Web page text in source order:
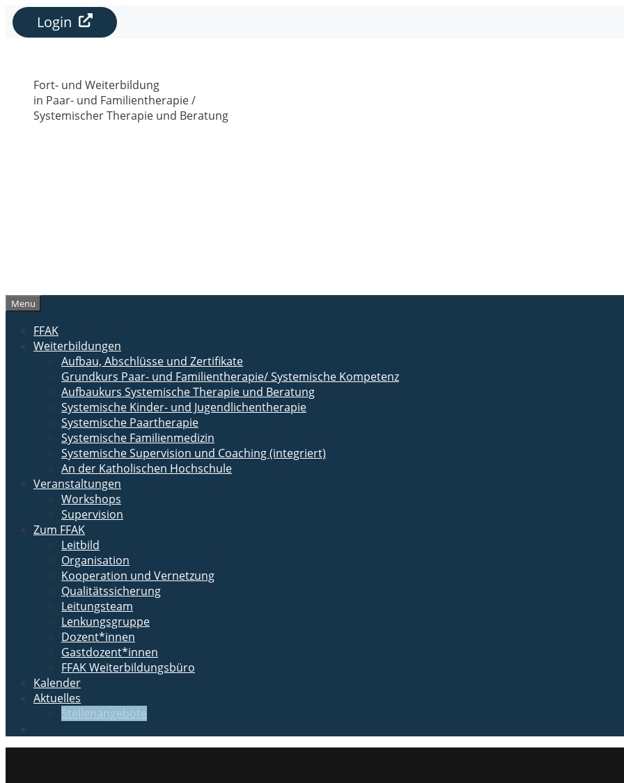
Zum
Inhalt
Login
Fort- und Weiterbildung
in Paar- und Familientherapie /
Systemischer Therapie und Beratung
Menu
FFAK
Weiterbildungen
Aufbau, Abschlüsse und Zertifikate
Grundkurs Paar- und Familientherapie/ Systemische Kompetenz
Aufbaukurs Systemische Therapie und Beratung
Systemische Kinder- und Jugendlichentherapie
Systemische Paartherapie
Systemische Familienmedizin
Systemische Supervision und Coaching (integriert)
An der Katholischen Hochschule
Veranstaltungen
Workshops
Supervision
Zum FFAK
Leitbild
Organisation
Kooperation und Vernetzung
Qualitätssicherung
Leitungsteam
Lenkungsgruppe
Dozent*innen
Gastdozent*innen
FFAK Weiterbildungsbüro
Kalender
Aktuelles
Stellenangebote